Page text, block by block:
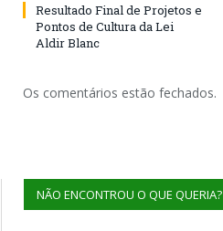
Resultado Final de Projetos e
Pontos de Cultura da Lei
Aldir Blanc
Os comentários estão fechados.
NÃO ENCONTROU O QUE QUERIA?